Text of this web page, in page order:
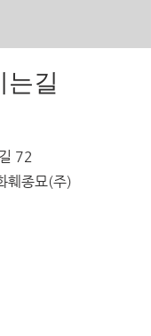
는길
72
훼종묘(주)